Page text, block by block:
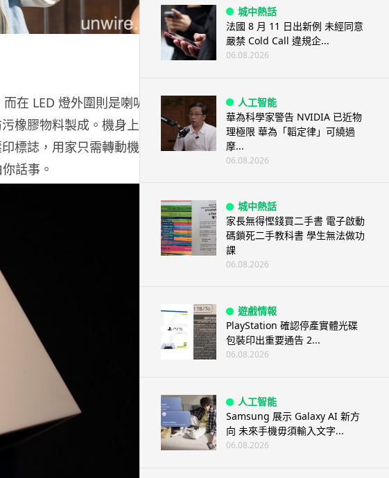
在 LED 燈外圍則是喇叭發
橡膠物料製成。機身上下
標誌，用家只需轉動機
話事。
城中熱話
法國 8 月 11 日出新例 未經同意
嚴禁 Cold Call 違規企...
06.08.2026
人工智能
華為科學家警告 NVIDIA 已近物
理極限 華為「韜定律」可繞過
摩...
06.08.2026
城中熱話
家長無得慳錢買二手書 電子啟動
碼鎖死二手教科書 學生無法做功
課
06.08.2026
遊戲情報
PlayStation 確認停產實體光碟
包裝印出重要通告 2...
06.08.2026
人工智能
Samsung 展示 Galaxy AI 新方
向 未來手機毋須輸入文字...
06.08.2026